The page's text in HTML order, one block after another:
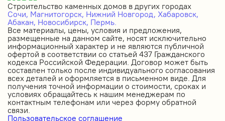
Строительство каменных домов в других городах
Сочи, Магнитогорск, Нижний Новгород, Хабаровск,
Абакан, Новосибирск, Пермь.
Все материалы, цены, условия и предложения,
размещенные на данном сайте, носят исключительно
информационный характер и не являются публичной
офертой в соответствии со статьей 437 Гражданского
кодекса Российской Федерации. Договор может быть
составлен только после индивидуального согласования
всех деталей и оформляется в письменном виде. Для
получения точной информации о стоимости, сроках и
условиях обращайтесь к нашим менеджерам по
контактным телефонам или через форму обратной
связи.
Пользовательское соглашение